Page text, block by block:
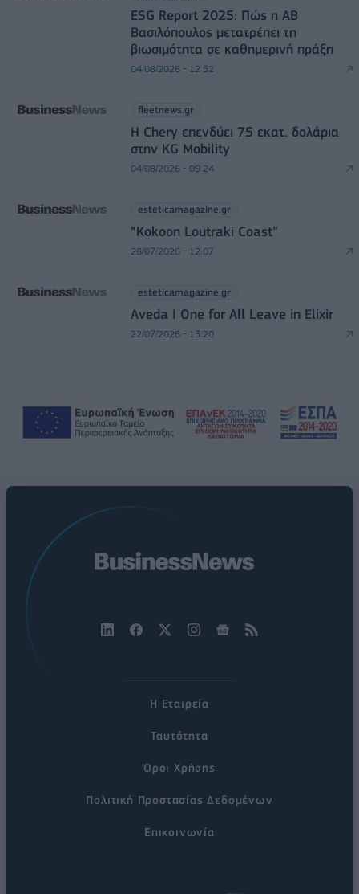
ESG Report 2025: Πώς η ΑΒ
Βασιλόπουλος μετατρέπει τη
βιωσιμότητα σε καθημερινή πράξη
04/08/2026 - 12:52
fleetnews.gr
Η Chery επενδύει 75 εκατ. δολάρια
στην KG Mobility
04/08/2026 - 09:24
esteticamagazine.gr
“Kokoon Loutraki Coast”
28/07/2026 - 12:07
esteticamagazine.gr
Aveda I One for All Leave in Elixir
22/07/2026 - 13:20
Η Εταιρεία
Ταυτότητα
Όροι Χρήσης
Πολιτική Προστασίας Δεδομένων
Επικοινωνία